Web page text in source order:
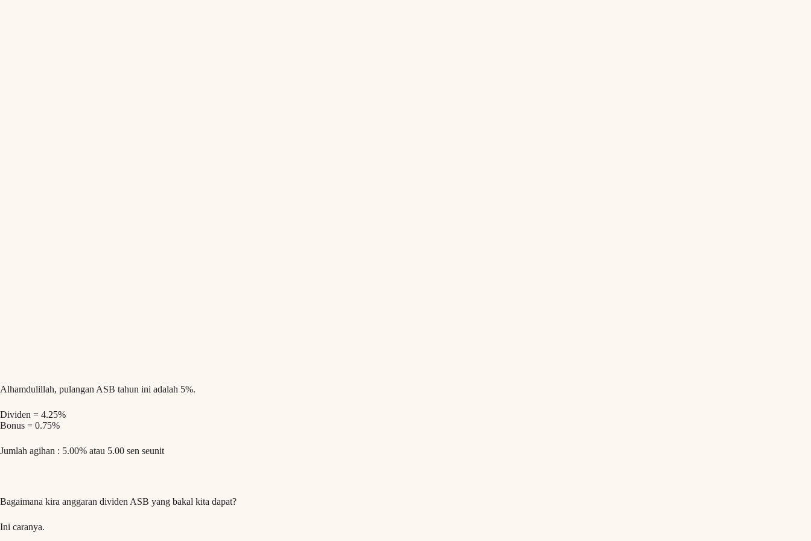
Alhamdulillah, pulangan ASB tahun ini adalah 5%.
Dividen = 4.25%
Bonus = 0.75%
Jumlah agihan : 5.00% atau 5.00 sen seunit
Bagaimana kira anggaran dividen ASB yang bakal kita dapat?
Ini caranya.